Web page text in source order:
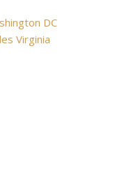
DC
Virginia